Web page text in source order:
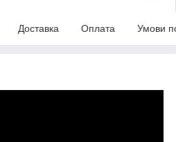
Доставка Оплата Умови